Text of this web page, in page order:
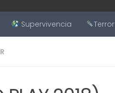
Supervivencia Terror